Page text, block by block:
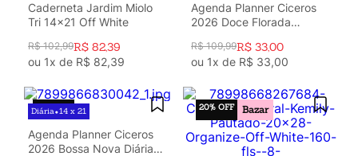
Caderneta Jardim Miolo
Tri 14x21 Off White
R$ 102,99R$ 82,39
ou 1x de R$ 82,39
Agenda Planner Ciceros
2026 Doce Florada
Garrafa
R$ 109,99R$ 33,00
ou 1x de R$ 33,00
70%OFF
Diária•14 x 21
Agenda Planner Ciceros
2026 Bossa Nova Diária
20% OFF Bazar